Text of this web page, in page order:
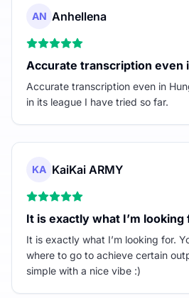
AN Anhellena
Accurate transcription even
Accurate transcription even in
in its league I have tried so far.
KA KaiKai ARMY
It is exactly what I’m looking
It is exactly what I’m looking for.
where to go to achieve certain
simple with a nice vibe :)